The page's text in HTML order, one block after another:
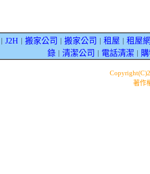
J2H 搬家公司 搬家公司 租屋
租屋
錄｜ 清潔公司 電話清潔
著作